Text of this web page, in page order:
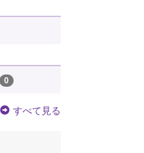
0
すべて見る